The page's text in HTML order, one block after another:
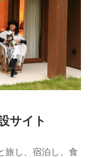
サイト
旅し、宿泊し、食